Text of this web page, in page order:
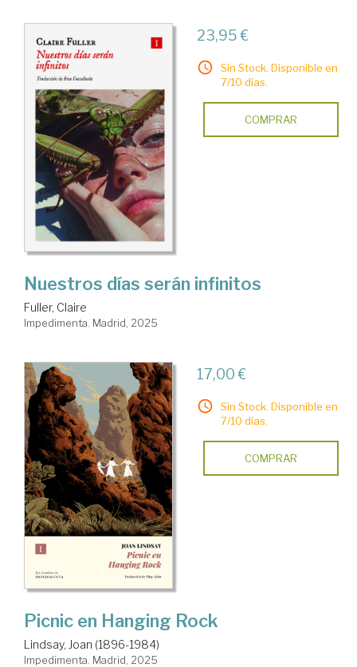
23,95 €
Sin Stock. Disponible en
7/10 días.
COMPRAR
Nuestros días serán infinitos
Fuller, Claire
Impedimenta. Madrid, 2025
17,00 €
Sin Stock. Disponible en
7/10 días.
COMPRAR
Picnic en Hanging Rock
Lindsay, Joan (1896-1984)
Impedimenta. Madrid, 2025